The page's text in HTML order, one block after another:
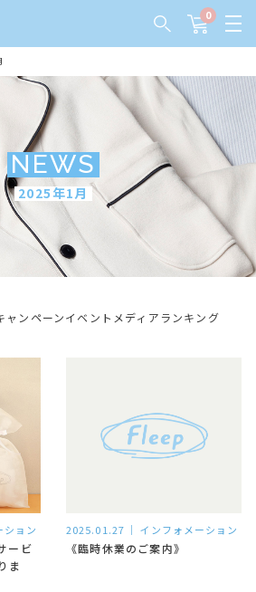
0
NEWS
2025年1月
ャンペーンイベント メディア ランキング
ション
ービ
ま
2025.01.27 インフォメーション
《臨時休業のご案内》